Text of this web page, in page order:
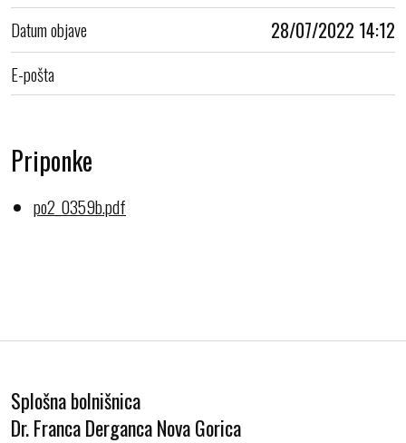
Datum objave 28/07/2022 14:12
E-pošta
Priponke
po2_0359b.pdf
Splošna bolnišnica
Dr. Franca Derganca Nova Gorica